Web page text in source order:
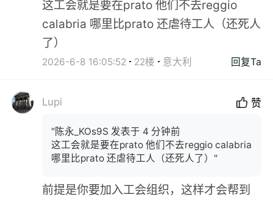
这工会就是要在prato 他们不去reggio
calabria 哪里比prato 还虐待工人（还死人
了）
2026-6-8 16:05:52 22楼 意大利 回复Ta
Lupi 赞
"陈永_KOs9S 发表于 4 分钟前
这工会就是要在prato 他们不去reggio calabria
哪里比prato 还虐待工人（还死人了）"
前提是你要加入工会组织，这样才会帮到